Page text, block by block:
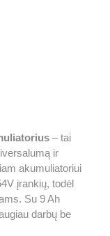
– tai
ir
akumuliatoriui
įrankių, todėl
Su 9 Ah
darbų be